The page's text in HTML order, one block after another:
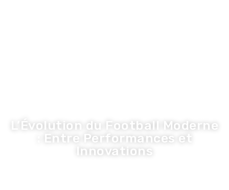
L’Évolution du Football Moderne
: Entre Performances et
Innovations